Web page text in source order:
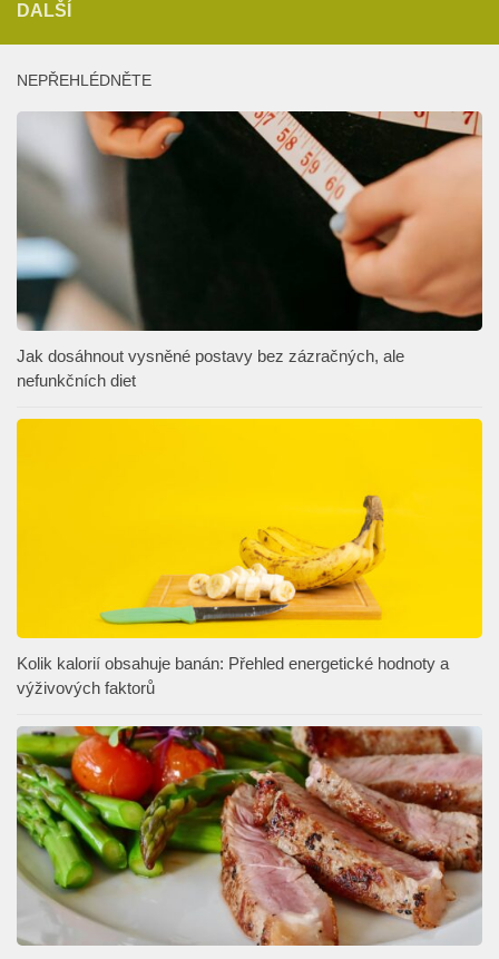
DALŠÍ
NEPŘEHLÉDNĚTE
Jak dosáhnout vysněné postavy bez zázračných, ale
nefunkčních diet
Kolik kalorií obsahuje banán: Přehled energetické hodnoty a
výživových faktorů